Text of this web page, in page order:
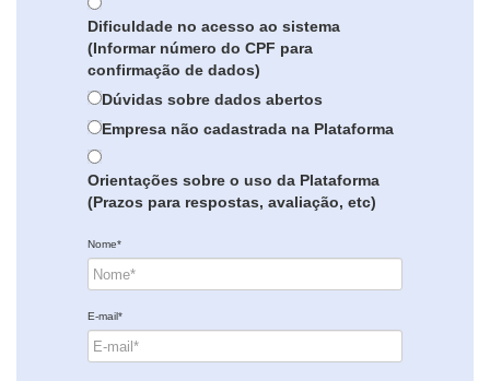
Dificuldade no acesso ao sistema
(Informar número do CPF para
confirmação de dados)
Dúvidas sobre dados abertos
Empresa não cadastrada na Plataforma
Orientações sobre o uso da Plataforma
(Prazos para respostas, avaliação, etc)
Nome*
E-mail*